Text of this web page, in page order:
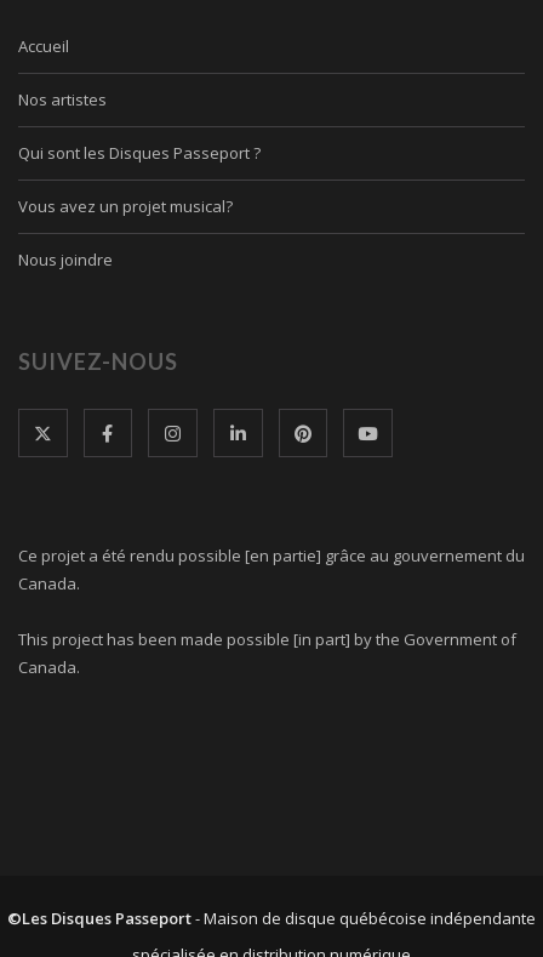
Accueil
Nos artistes
Qui sont les Disques Passeport ?
Vous avez un projet musical?
Nous joindre
SUIVEZ-NOUS
Ce projet a été rendu possible [en partie] grâce au gouvernement du
Canada.
This project has been made possible [in part] by the Government of
Canada.
©Les Disques Passeport- Maison de disque québécoise indépendante